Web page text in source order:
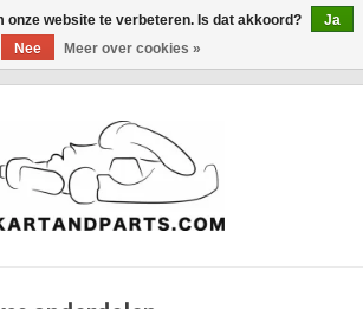
onze website te verbeteren. Is dat akkoord?
Ja
Nee
Meer over cookies »